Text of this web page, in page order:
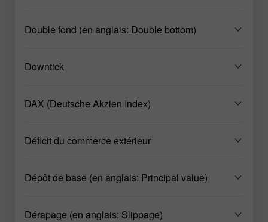
Double fond (en anglais: Double bottom)
Downtick
DAX (Deutsche Akzien Index)
Déficit du commerce extérieur
Dépôt de base (en anglais: Principal value)
Dérapage (en anglais: Slippage)